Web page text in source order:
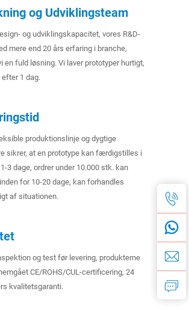
og Udviklingsteam
og udviklingskapacitet, vores R&D-
mere end 20 års erfaring i branche,
en fuld løsning. Vi laver prototyper hurtigt,
1 dag.
produktionslinje og dygtige
sikrer, at en prototype kan færdigstilles i
3 dage, ordrer under 10.000 stk. kan
for 10-20 dage, kan forhandles
af situationen.
og test før levering, produkterne
CE/ROHS/CUL-certificering, 24
kvalitetsgaranti.